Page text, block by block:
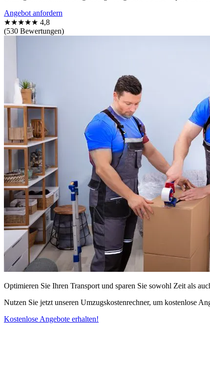
Angebot anfordern
★★★★★ 4,8
(530 Bewertungen)
Optimieren Sie Ihren Transport und sparen Sie sowohl Zeit als
Nutzen Sie jetzt unseren Umzugskostenrechner, um kostenlose
Kostenlose Angebote erhalten!